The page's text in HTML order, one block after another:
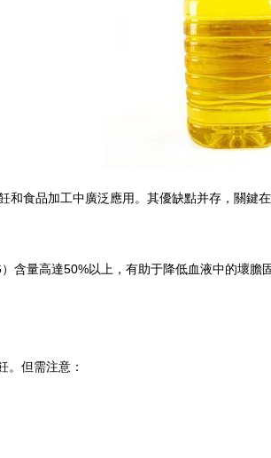
食品加工中廣泛應用。其優缺點并存，關鍵在
含量高達50%以上，有助于降低血液中的壞
。但需注意：